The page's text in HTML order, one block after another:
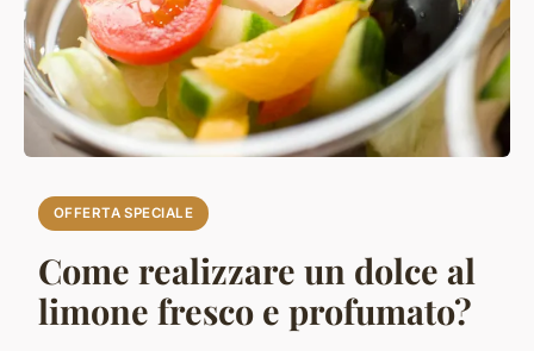
OFFERTA SPECIALE
Come realizzare un dolce al
limone fresco e profumato?